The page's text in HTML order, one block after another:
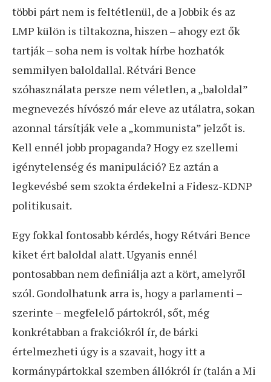
többi párt nem is feltétlenül, de a Jobbik és az
LMP külön is tiltakozna, hiszen – ahogy ezt ők
tartják – soha nem is voltak hírbe hozhatók
semmilyen baloldallal. Rétvári Bence
szóhasználata persze nem véletlen, a „baloldal”
megnevezés hívószó már eleve az utálatra, sokan
azonnal társítják vele a „kommunista” jelzőt is.
Kell ennél jobb propaganda? Hogy ez szellemi
igénytelenség és manipuláció? Ez aztán a
legkevésbé sem szokta érdekelni a Fidesz-KDNP
politikusait.
Egy fokkal fontosabb kérdés, hogy Rétvári Bence
kiket ért baloldal alatt. Ugyanis ennél
pontosabban nem definiálja azt a kört, amelyről
szól. Gondolhatunk arra is, hogy a parlamenti –
szerinte – megfelelő pártokról, sőt, még
konkrétabban a frakciókról ír, de bárki
értelmezheti úgy is a szavait, hogy itt a
kormánypártokkal szemben állókról ír (talán a Mi